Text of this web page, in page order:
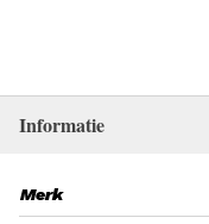
Informatie
Merk